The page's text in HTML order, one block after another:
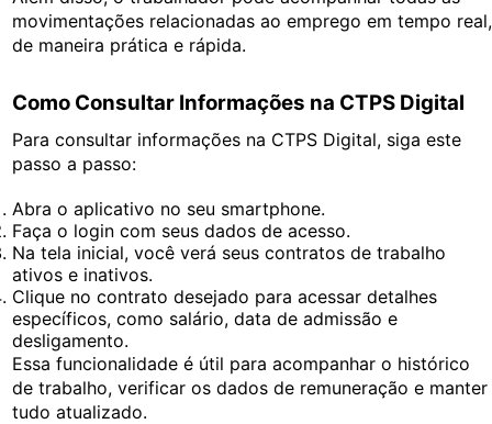
movimentações relacionadas ao emprego em tempo real,
de maneira prática e rápida.
Como Consultar Informações na CTPS Digital
Para consultar informações na CTPS Digital, siga este
passo a passo:
Abra o aplicativo no seu smartphone.
Faça o login com seus dados de acesso.
Na tela inicial, você verá seus contratos de trabalho
ativos e inativos.
Clique no contrato desejado para acessar detalhes
específicos, como salário, data de admissão e
desligamento.
Essa funcionalidade é útil para acompanhar o histórico
de trabalho, verificar os dados de remuneração e manter
tudo atualizado.